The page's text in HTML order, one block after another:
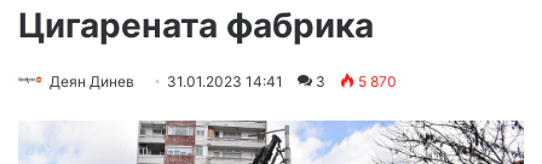
Цигарената фабрика
Деян Динев 31.01.2023 14:41 3 5 870